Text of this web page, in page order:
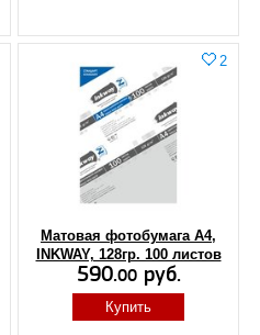
Матовая фотобумага А4,
INKWAY, 128гр. 100 листов
2
590.00руб.
Купить